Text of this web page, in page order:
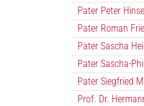
Pater Peter
Pater Roman
Pater Sascha
Pater Sascha-
Pater Siegfried
Prof. Dr.